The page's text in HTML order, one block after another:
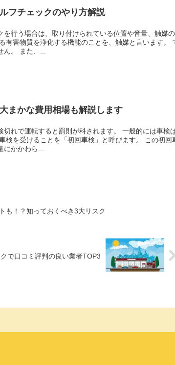
フチェックのやり方解説
行う場合は、取り付けられている位置や音量、触媒
有害物質を浄化する機能のことを、触媒と言います。
。 また、...
まかな費用相場も解説します
れで運転すると罰則が科されます。 一般的には車検
検を受けることを「初回車検」と呼びます。 この初回
かかわら...
も！？知っておくべき3大リスク
で口コミ評判の良い業者TOP3